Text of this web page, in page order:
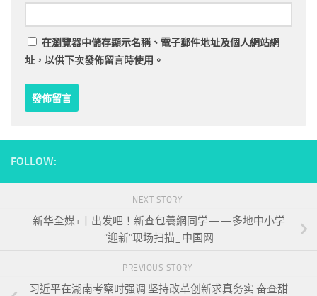
在瀏覽器中儲存顯示名稱、電子郵件地址及個人網站網
址，以供下次發佈留言時使用。
FOLLOW:
NEXT STORY
新华全媒+丨出发吧！新查包養網同学——多地中小学
“迎新”现场扫描_中国网
PREVIOUS STORY
习近平在湖南考察时强调 坚持改革创新求真务实 奋查甜